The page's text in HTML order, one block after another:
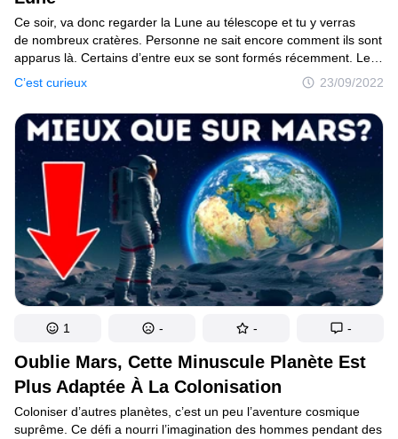
C’est curieux 23/09/2022
Ce soir, va donc regarder la Lune au télescope et tu y verras
de nombreux cratères. Personne ne sait encore comment ils sont
apparus là. Certains d’entre eux se sont formés récemment. Les
scientifiques ont ainsi découvert un double cratère sur la Lune qui
est apparu pour une raison très étrange. En mars, une fusée
s’est écrasée sur la Lune. Mais personne ne sait à qui elle
appartenait et pourquoi elle a laissé une telle trace. Si une fusée
ordinaire était tombée là, elle aurait laissé un trou unique. Une
fusée spatiale standard a un moteur lourd d’un côté
et un réservoir de carburant plus léger de l’autre. Mais cette fois,
il devait y avoir deux côtés lourds sur la même fusée pour laisser
ce double cratère. C’est trop bizarre. Personne ne sait ce que
c’est, et personne n’a revendiqué en être le propriétaire.
Oublie Mars, Cette Minuscule Planète Est
Plus Adaptée À La Colonisation
Coloniser d’autres planètes, c’est un peu l’aventure cosmique
suprême. Ce défi a nourri l’imagination des hommes pendant des
1 - - -